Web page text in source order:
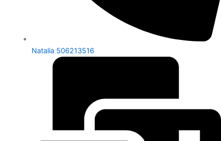
Natalia 506213516